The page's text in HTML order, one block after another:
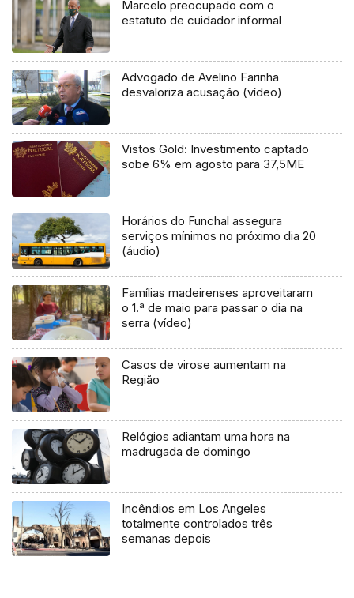
Marcelo preocupado com o
estatuto de cuidador informal
Advogado de Avelino Farinha
desvaloriza acusação (vídeo)
Vistos Gold: Investimento captado
sobe 6% em agosto para 37,5ME
Horários do Funchal assegura
serviços mínimos no próximo dia 20
(áudio)
Famílias madeirenses aproveitaram
o 1.ª de maio para passar o dia na
serra (vídeo)
Casos de virose aumentam na
Região
Relógios adiantam uma hora na
madrugada de domingo
Incêndios em Los Angeles
totalmente controlados três
semanas depois